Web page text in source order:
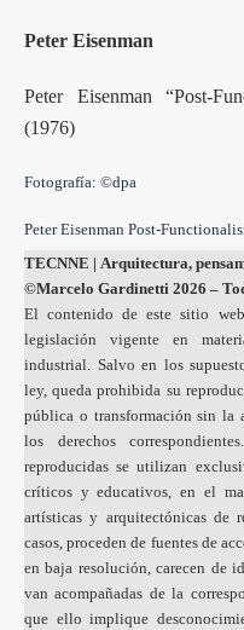
Peter Eisenman
Peter Eisenman “Post-
(1976)
Fotografía: ©dpa
Peter Eisenman Post-
TECNNE | Arquitectura,
©Marcelo Gardinetti 2026 –
El contenido de este sitio
legislación vigente en
industrial. Salvo en los
ley, queda prohibida su
pública o transformación sin
los derechos
reproducidas se utilizan
críticos y educativos, en el
artísticas y arquitectónicas de
casos, proceden de fuentes de
en baja resolución, carecen de
van acompañadas de la
que ello implique